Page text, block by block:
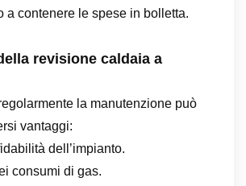
a contenere le spese in bolletta.
revisione caldaia a
la manutenzione può
vantaggi:
dell’impianto.
consumi di gas.